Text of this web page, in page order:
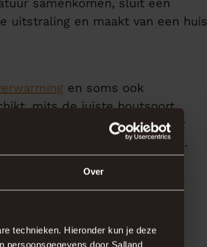
Over
technieken. Hieronder kun je deze
persoonsgegevens door Salland
samenkomen, sluit een
uitstraling en maakt van een huis
en soms ook
mits de juiste houtsoort,
over, zodat uw vloer
Tussen de Dijken in Nijbroek.
als basis